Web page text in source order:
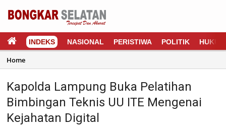
INDEKS NASIONAL PERISTIWA POLITIK HUKUM
Home
Kapolda Lampung Buka Pelatihan
Bimbingan Teknis UU ITE Mengenai
Kejahatan Digital